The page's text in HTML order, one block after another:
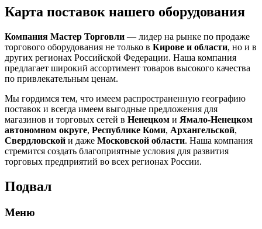
Карта поставок нашего оборудования
Компания Мастер Торговли — лидер на рынке по продаже
торгового оборудования не только в Кирове и области, но и в
других регионах Российской Федерации. Наша компания
предлагает широкий ассортимент товаров высокого качества
по привлекательным ценам.
Мы гордимся тем, что имеем распространенную географию
поставок и всегда имеем выгодные предложения для
магазинов и торговых сетей в Ненецком и Ямало-Ненецком
автономном округе, Республике Коми, Архангельской,
Свердловской и даже Московской области. Наша компания
стремится создать благоприятные условия для развития
торговых предприятий во всех регионах России.
Подвал
Меню